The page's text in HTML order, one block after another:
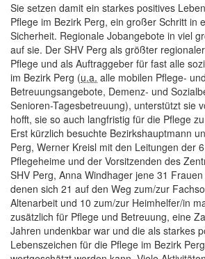
Sie setzen damit ein starkes positives
Pflege im Bezirk Perg, ein großer Schritt in
Sicherheit. Regionale Jobangebote in viel
auf sie. Der SHV Perg als größter
Pflege und als Auftraggeber für fast alle
im Bezirk Perg (u.a. alle mobilen Pflege- und
Betreuungsangebote, Demenz- und
Senioren-Tagesbetreuung), unterstützt sie
hofft, sie so auch langfristig für die Pflege
Erst kürzlich besuchte Bezirkshauptmann
Perg, Werner Kreisl mit den Leitungen der
Pflegeheime und der Vorsitzenden des
SHV Perg, Anna Windhager jene 31
denen sich 21 auf den Weg zum/zur
Altenarbeit und 10 zum/zur Heimhelfer/in
zusätzlich für Pflege und Betreuung, eine
Jahren undenkbar war und die als starkes
Lebenszeichen für die Pflege im Bezirk